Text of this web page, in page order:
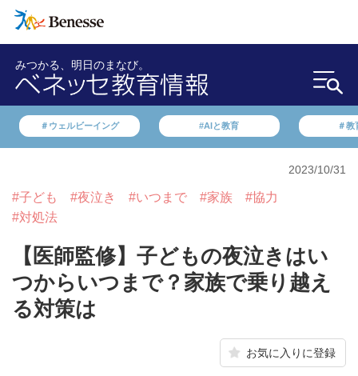
みつかる、明日のまなび。
＃ウェルビーイング #AIと教育 ＃教
2023/10/31
#子ども #夜泣き #いつまで #家族
#協力
#対処法
【医師監修】子どもの夜泣きはい
つからいつまで？家族で乗り越え
る対策は
お気に入りに登録